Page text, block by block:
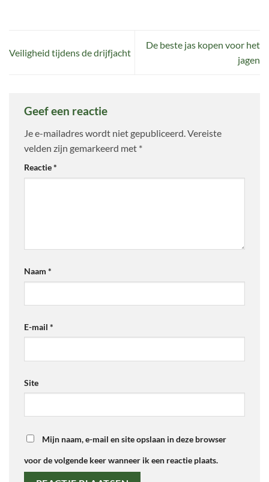
Veiligheid tijdens de drijfjacht
De beste jas kopen voor het
jagen
Geef een reactie
Je e-mailadres wordt niet gepubliceerd.Vereiste
velden zijn gemarkeerd met *
Reactie*
Naam *
E-mail *
Site
Mijn naam, e-mail en site opslaan in deze browser
voor de volgende keer wanneer ik een reactie plaats.